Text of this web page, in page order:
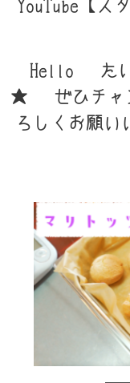
YouTube【ス
Hello たい
★ ぜひチャ
ろしくお願い